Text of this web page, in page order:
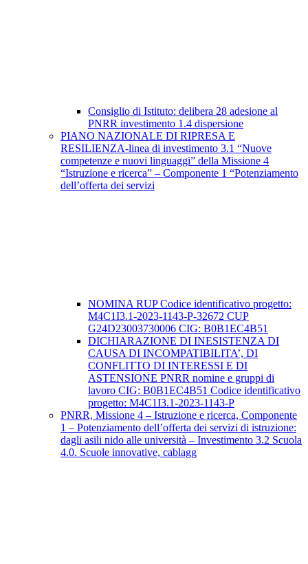
Consiglio di Istituto: delibera 28 adesione al
PNRR investimento 1.4 dispersione
PIANO NAZIONALE DI RIPRESA E
RESILIENZA-linea di investimento 3.1 “Nuove
competenze e nuovi linguaggi” della Missione 4
“Istruzione e ricerca” – Componente 1 “Potenziamento
dell’offerta dei servizi
NOMINA RUP Codice identificativo progetto:
M4C1I3.1-2023-1143-P-32672 CUP
G24D23003730006 CIG: B0B1EC4B51
DICHIARAZIONE DI INESISTENZA DI
CAUSA DI INCOMPATIBILITA’, DI
CONFLITTO DI INTERESSI E DI
ASTENSIONE PNRR nomine e gruppi di
lavoro CIG: B0B1EC4B51 Codice identificativo
progetto: M4C1I3.1-2023-1143-P
PNRR, Missione 4 – Istruzione e ricerca, Componente
1 – Potenziamento dell’offerta dei servizi di istruzione:
dagli asili nido alle università – Investimento 3.2 Scuola
4.0. Scuole innovative, cablagg